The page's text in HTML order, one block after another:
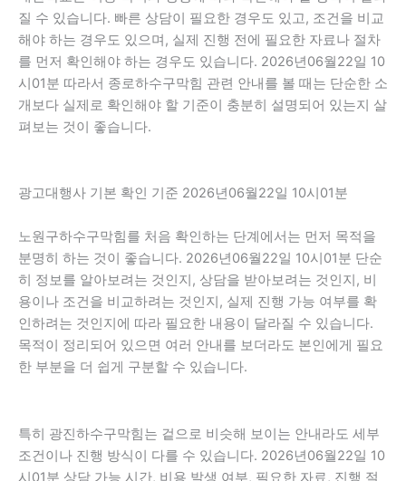
질 수 있습니다. 빠른 상담이 필요한 경우도 있고, 조건을 비교
해야 하는 경우도 있으며, 실제 진행 전에 필요한 자료나 절차
를 먼저 확인해야 하는 경우도 있습니다. 2026년06월22일 10
시01분 따라서 종로하수구막힘 관련 안내를 볼 때는 단순한 소
개보다 실제로 확인해야 할 기준이 충분히 설명되어 있는지 살
펴보는 것이 좋습니다.
광고대행사 기본 확인 기준 2026년06월22일 10시01분
노원구하수구막힘를 처음 확인하는 단계에서는 먼저 목적을
분명히 하는 것이 좋습니다. 2026년06월22일 10시01분 단순
히 정보를 알아보려는 것인지, 상담을 받아보려는 것인지, 비
용이나 조건을 비교하려는 것인지, 실제 진행 가능 여부를 확
인하려는 것인지에 따라 필요한 내용이 달라질 수 있습니다.
목적이 정리되어 있으면 여러 안내를 보더라도 본인에게 필요
한 부분을 더 쉽게 구분할 수 있습니다.
특히 광진하수구막힘는 겉으로 비슷해 보이는 안내라도 세부
조건이나 진행 방식이 다를 수 있습니다. 2026년06월22일 10
시01분 상담 가능 시간, 비용 발생 여부, 필요한 자료, 진행 절